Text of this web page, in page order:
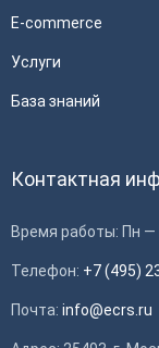
E-commerce
Услуги
База знаний
Контактная
Время работы: Пн —
Телефон: +7 (495)
Почта: info@ecrs.ru